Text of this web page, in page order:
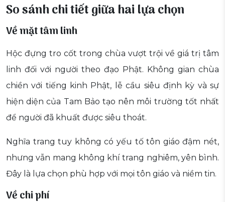
So sánh chi tiết giữa hai lựa chọn
Về mặt tâm linh
Hộc đựng tro cốt trong chùa vượt trội về giá trị tâm
linh đối với người theo đạo Phật. Không gian chùa
chiền với tiếng kinh Phật, lễ cầu siêu định kỳ và sự
hiện diện của Tam Bảo tạo nên môi trường tốt nhất
để người đã khuất được siêu thoát.
Nghĩa trang tuy không có yếu tố tôn giáo đậm nét,
nhưng vẫn mang không khí trang nghiêm, yên bình.
Đây là lựa chọn phù hợp với mọi tôn giáo và niềm tin.
Về chi phí